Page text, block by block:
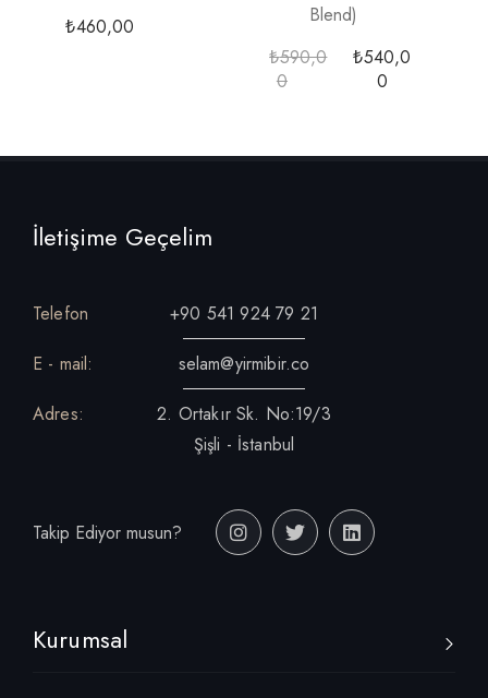
₺460,00
Blend)
₺590,0
0
₺540,0
0
İletişime Geçelim
Telefon
+90 541 924 79 21
E - mail:
selam@yirmibir.co
Adres:
2. Ortakır Sk. No:19/3
Şişli - İstanbul
Takip Ediyor musun?
Kurumsal